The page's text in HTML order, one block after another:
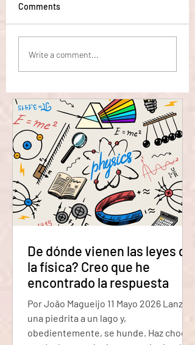
Físicos logran crear
materia a partir de la
nada (el vacío cuántico).
Comments
Write a comment...
De dónde vienen las leyes de
la física? Creo que he
encontrado la respuesta
Por João Magueijo 11 Mayo 2026 Lanza
una piedrita a un lago y,
obedientemente, se hunde. Haz chocar